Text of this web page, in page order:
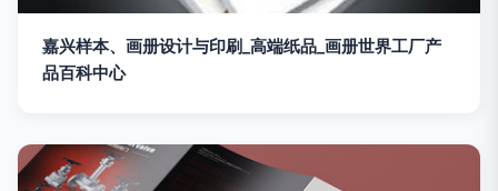
嘉兴样本、画册设计与印刷_高端纸品_画册世界工厂产
品百科中心